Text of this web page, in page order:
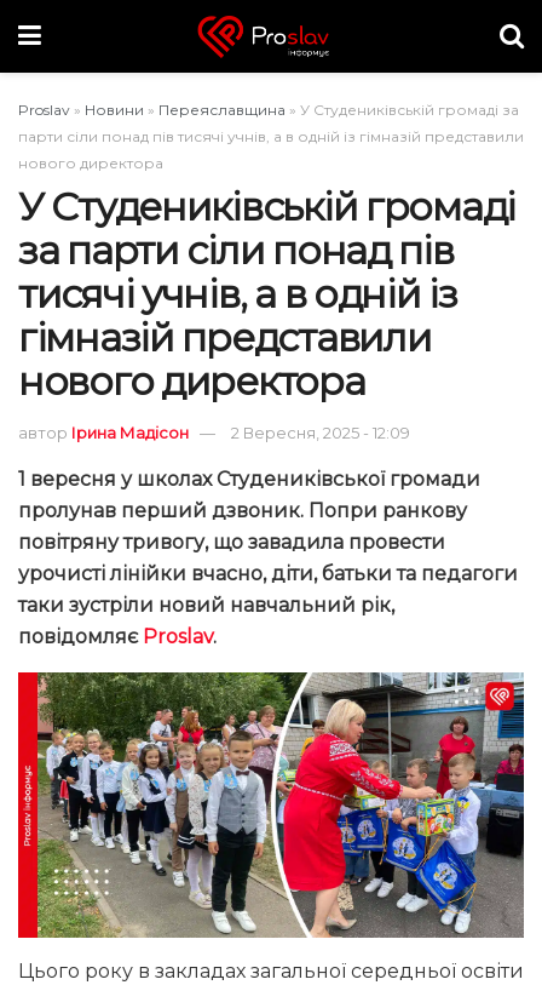
Proslav » Новини » Переяславщина » У Студениківській громаді за
парти сіли понад пів тисячі учнів, а в одній із гімназій представили
нового директора
У Студениківській громаді
за парти сіли понад пів
тисячі учнів, а в одній із
гімназій представили
нового директора
автор Ірина Мадісон 2 Вересня, 2025 - 12:09
1 вересня у школах Студениківської громади
пролунав перший дзвоник. Попри ранкову
повітряну тривогу, що завадила провести
урочисті лінійки вчасно, діти, батьки та педагоги
таки зустріли новий навчальний рік,
повідомляє Proslav.
Цього року в закладах загальної середньої освіти